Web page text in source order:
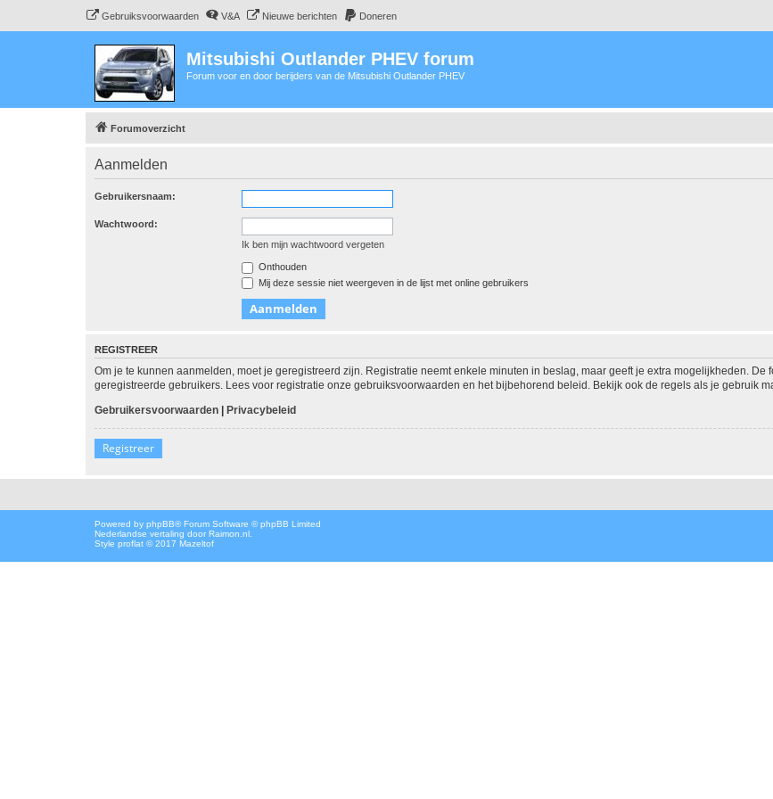
Gebruiksvoorwaarden V&A Nieuwe berichten Doneren
Mitsubishi Outlander PHEV forum
Forum voor en door berijders van de Mitsubishi Outlander PHEV
Forumoverzicht
Aanmelden
Gebruikersnaam:
Wachtwoord:
Ik ben mijn wachtwoord vergeten
Onthouden
Mij deze sessie niet weergeven in de lijst met online gebruikers
REGISTREER
Om je te kunnen aanmelden, moet je geregistreerd zijn. Registratie neemt enkele minuten in beslag, maar geeft je extra mogelijkheden.
geregistreerde gebruikers. Lees voor registratie onze gebruiksvoorwaarden en het bijbehorend beleid. Bekijk ook de regels als je gebruik
Gebruikersvoorwaarden | Privacybeleid
Registreer
Powered by phpBB® Forum Software © phpBB Limited
Nederlandse vertaling door Raimon.nl
Style proflat © 2017 Mazeltof